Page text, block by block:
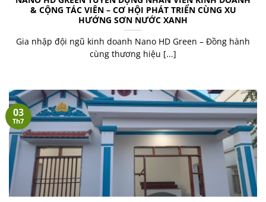
& CỘNG TÁC VIÊN – CƠ HỘI PHÁT TRIỂN CÙNG XU
HƯỚNG SƠN NƯỚC XANH
Gia nhập đội ngũ kinh doanh Nano HD Green – Đồng hành
cùng thương hiệu [...]
03
Th7